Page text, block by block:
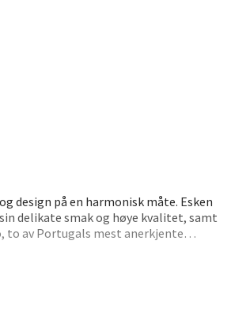
design på en harmonisk måte. Esken
delikate smak og høye kvalitet, samt
to av Portugals mest anerkjente
et tillegg til din egen servering.
- Markens